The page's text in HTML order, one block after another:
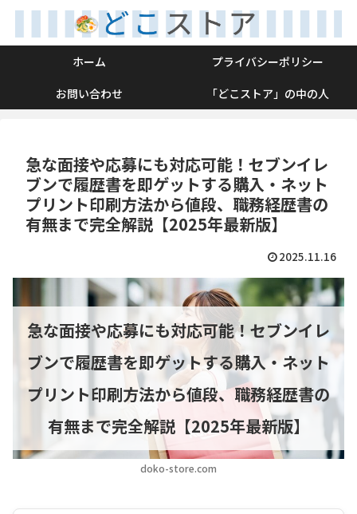
ホーム
プライバシーポリシー
お問い合わせ
「どこストア」の中の人
急な面接や応募にも対応可能！セブンイレ
ブンで履歴書を即ゲットする購入・ネット
プリント印刷方法から値段、職務経歴書の
有無まで完全解説【2025年最新版】
2025.11.16
doko-store.com
急な面接や応募にも対応可能！セブンイレ
ブンで履歴書を即ゲットする購入・ネット
プリント印刷方法から値段、職務経歴書の
有無まで完全解説【2025年最新版】